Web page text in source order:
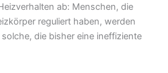
ab: Menschen, die
reguliert haben, werden
die bisher eine ineffiziente